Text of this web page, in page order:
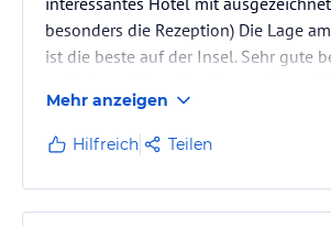
verbindlichenAngebotsdetailsdes
besonders die Rezeption) Die Lage
ist die beste auf der Insel. Sehr gute
der schönste auf der ganzen Insel.
Die Zimmer sind sehr schön gestaltet
extrem sauber. Einzig das rauchen auf
für Nichtraucher störend. Hier könnte
eigenen Raucherbereichen eine
Mehr anzeigen
Hilfreich Teilen